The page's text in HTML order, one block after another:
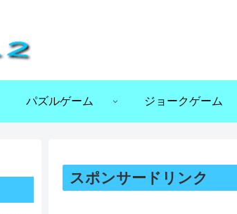
パズルゲーム ジョークゲーム
スポンサードリンク